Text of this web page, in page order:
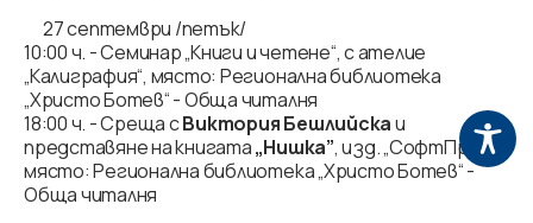
27 септември /петък/
10:00 ч. - Семинар „Книги и четене“, с ателие
„Калиграфия“, място: Регионална библиотека
„Христо Ботев“ - Обща читалня
18:00 ч. - Среща сВиктория Бешлийскаи
представяне на книгата„Нишка”, изд. „СофтПрес“,
място: Регионална библиотека „Христо Ботев“ -
Обща читалня